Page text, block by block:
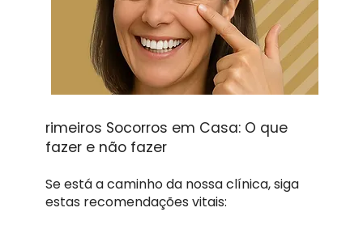
rimeiros Socorros em Casa: O que
fazer e não fazer
Se está a caminho da nossa clínica, siga
estas recomendações vitais: